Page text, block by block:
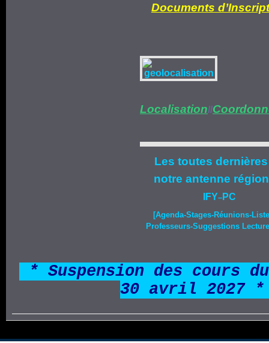
Documents d’
Localisation//
Les toutes
notre antenne
IFY–PC
[Agenda-Stages-Réunions-
Professeurs-Suggestions
* Suspension des cours
30 avril 2027 *